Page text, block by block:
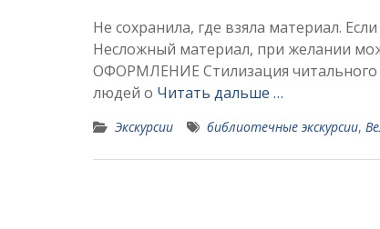
Не сохранила, где взяла материал.
Несложный материал, при желании
ОФОРМЛЕНИЕ Стилизация читального
людей о Читать дальше …
Экскурсии библиотечные экскурсии,